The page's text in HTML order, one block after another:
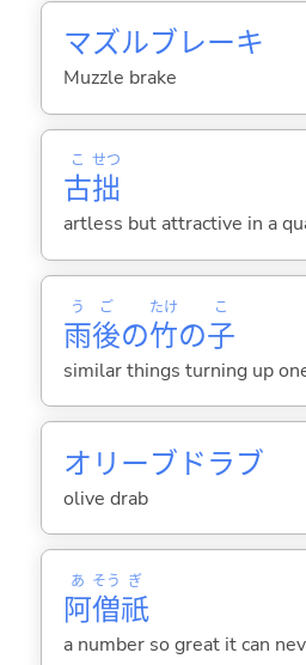
マズルブレーキ
Muzzle brake
古
こ
拙
せつ
artless but attractive in a
雨
う
後
ご
の竹
たけ
の子
こ
similar things turning up
オリーブドラブ
olive drab
阿
あ
僧
そう
祇
ぎ
a number so great it can